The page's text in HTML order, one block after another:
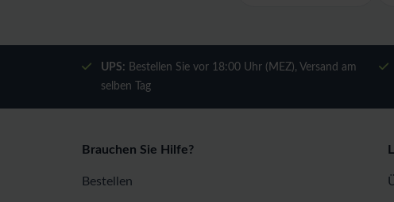
UPS: Bestellen Sie vor 18:00 Uhr (MEZ), Versand am
selben Tag
Brauchen Sie Hilfe?
Bestellen